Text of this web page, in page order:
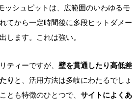
ッシュピットは、広範囲のいわゆるモ
てから一定時間後に多段ヒットダメー
します。これは強い。
ティーですが、 壁を貫通したり高低差
り と、活用方法は多岐にわたるでしょ
とも特徴のひとつで、 サイトによくあ